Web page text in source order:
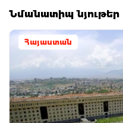
Նմանատիպ նյութեր
Հայաստան